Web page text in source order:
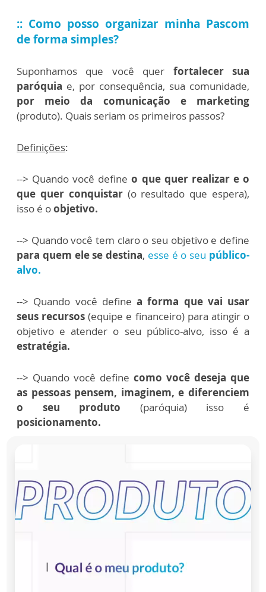
:: Como posso organizar minha Pascom
de forma simples?
Suponhamos que você quer fortalecer sua
paróquia e, por consequência, sua comunidade,
por meio da comunicação e marketing
(produto). Quais seriam os primeiros passos?
Definições:
--> Quando você define o que quer realizar e o
que quer conquistar (o resultado que espera),
isso é oobjetivo.
--> Quando você tem claro o seu objetivo e define
para quem ele se destina, esse é o seu público-
alvo.
--> Quando você define a forma que vai usar
seus recursos (equipe e financeiro) para atingir o
objetivo e atender o seu público-alvo, isso é a
estratégia.
--> Quando você define como você deseja que
as pessoas pensem, imaginem, e diferenciem
o seu produto (paróquia) isso é
posicionamento.